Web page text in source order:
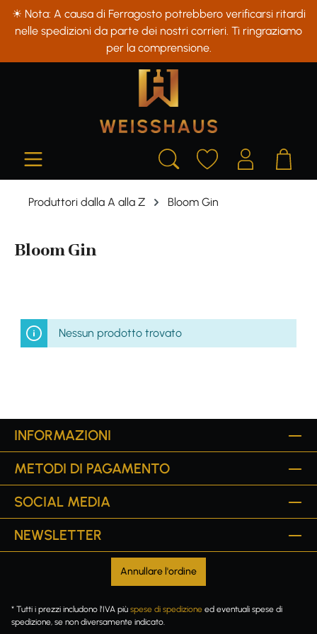
content
☀ Nota: A causa di Ferragosto potrebbero verificarsi ritardi
nelle spedizioni da parte dei nostri corrieri. Ti ringraziamo
per la comprensione.
Produttori dalla A alla Z Bloom Gin
Bloom Gin
Nessun prodotto trovato
INFORMAZIONI
METODI DI PAGAMENTO
SOCIAL MEDIA
NEWSLETTER
Annullare l'ordine
* Tutti i prezzi includono l'IVA più spese di spedizione ed eventuali spese di
spedizione, se non diversamente indicato.